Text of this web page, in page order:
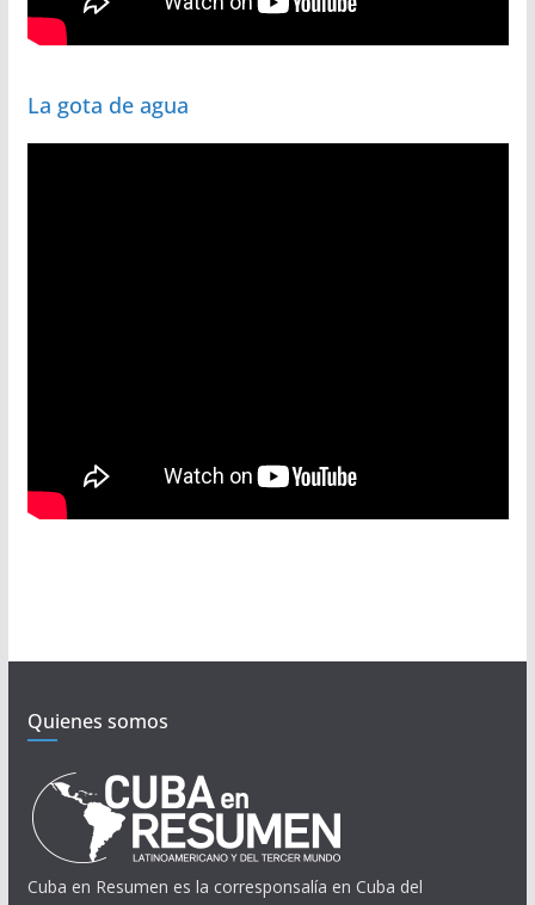
La gota de agua
Quienes somos
Cuba en Resumen es la corresponsalía en Cuba del